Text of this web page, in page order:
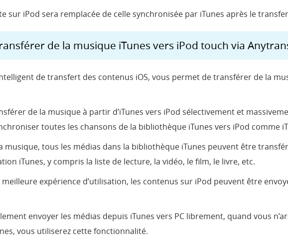
sur iPod sera remplacée de celle synchronisée par iTunes après le
de la musique iTunes vers iPod touch via
de transfert des contenus iOS, vous permet de transférer de la
de la musique à partir d’iTunes vers iPod sélectivement et
toutes les chansons de la bibliothèque iTunes vers iPod comme
musique, tous les médias dans la bibliothèque iTunes peuvent être
iTunes, y compris la liste de lecture, la vidéo, le film, le livre, etc.
expérience d’utilisation, les contenus sur iPod peuvent être
envoyer les médias depuis iTunes vers PC librement, quand vous
vous utiliserez cette fonctionnalité.